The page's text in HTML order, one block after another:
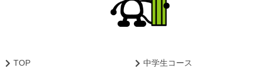
TOP 中学生コース